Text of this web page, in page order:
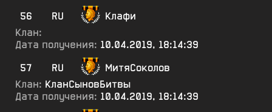
56
RU
Клафи
Клан:
Дата получения: 10.04.2019, 18:14:39
57
RU
МитяСоколов
Клан: КланСыновБитвы
Дата получения: 10.04.2019, 18:14:39